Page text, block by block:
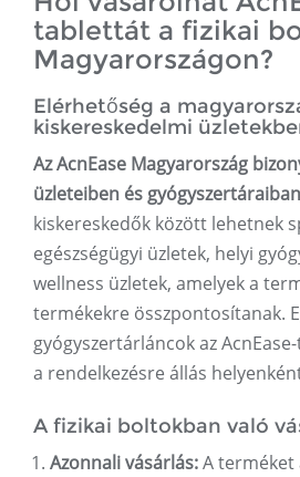
tablettát a fizikai
Magyarországon?
Elérhetőség a
kiskereskedelmi
Az AcnEase Magyarország
üzleteiben és
kiskereskedők között lehetnek
egészségügyi üzletek, helyi
wellness üzletek, amelyek a
termékekre összpontosítanak.
gyógyszertárláncok az
a rendelkezésre állás
A fizikai boltokban való
Azonnali vásárlás:A terméket